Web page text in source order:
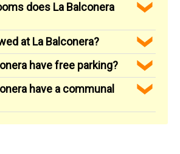
does La Balconera
at La Balconera?
have free parking?
have a communal